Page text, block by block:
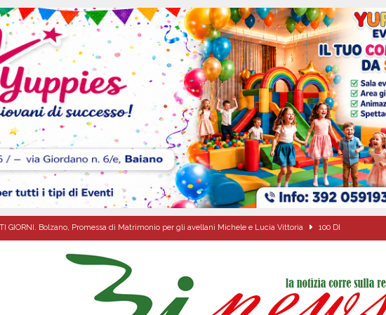
GIORNI. Bolzano, Promessa di Matrimonio per gli avellani Michele e Lucia Vittoria 100 DI
di ABC Napoli in s.p.a.: il PD di Serino dice NO! «L’acqua nasce a Serino: pretendiamo
ambientali al fianco dell’amministrazione comunale» EVIDENZA